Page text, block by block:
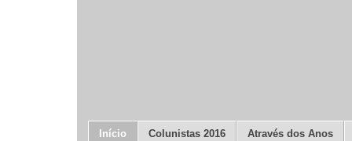
Início Colunistas 2016 Através dos Anos